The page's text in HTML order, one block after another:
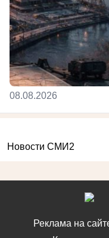
08.08.2026
Новости СМИ2
Реклама на